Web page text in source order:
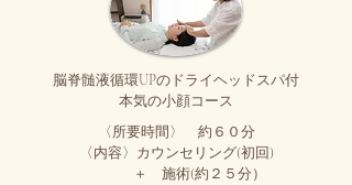
​脳脊髄液循環UPのドライヘッドスパ付
本気の小顔コース
〈所要時間〉 約６０分
〈内容〉 カウンセリング(初回)
＋ 施術(約２５分）